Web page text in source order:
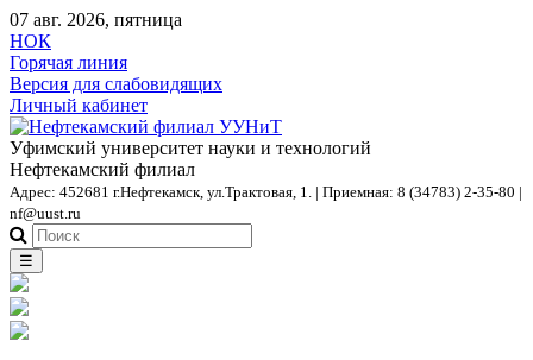
07 авг. 2026, пятница
НОК
Горячая линия
Версия для слабовидящих
Личный кабинет
Уфимский университет науки и технологий
Нефтекамский филиал
Адрес: 452681 г.Нефтекамск, ул.Трактовая, 1. | Приемная: 8 (34783) 2-35-80 |
nf@uust.ru
☰